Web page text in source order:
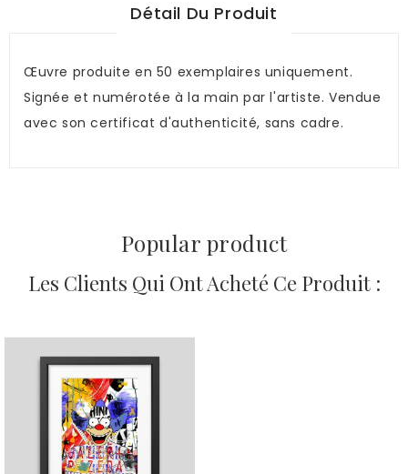
Détail Du Produit
Œuvre produite en 50 exemplaires uniquement.
Signée et numérotée à la main par l'artiste. Vendue
avec son certificat d'authenticité, sans cadre.
Popular product
Les Clients Qui Ont Acheté Ce Produit :